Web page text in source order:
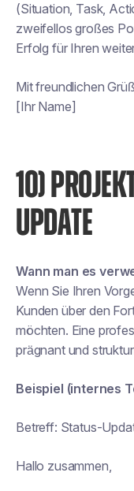
(Situation, Task,
zweifellos großes
Erfolg für Ihren
Mit freundlichen
[Ihr Name]
10)
UPDATE
Wann man es
Wenn Sie Ihren
Kunden über den
möchten. Eine
prägnant und
Beispiel (internes
Betreff: Status-
Hallo zusammen,